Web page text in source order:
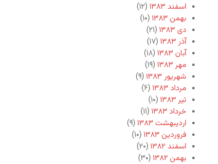
اسفند ۱۳۸۳
(۱۲)
بهمن ۱۳۸۳
(۱۰)
دی ۱۳۸۳
(۲۱)
آذر ۱۳۸۳
(۱۷)
آبان ۱۳۸۳
(۱۸)
مهر ۱۳۸۳
(۱۹)
شهریور ۱۳۸۳
(۹)
مرداد ۱۳۸۳
(۶)
تیر ۱۳۸۳
(۱۰)
خرداد ۱۳۸۳
(۱۱)
اردیبهشت ۱۳۸۳
(۹)
فروردین ۱۳۸۳
(۱۰)
اسفند ۱۳۸۲
(۲۰)
بهمن ۱۳۸۲
(۳۰)